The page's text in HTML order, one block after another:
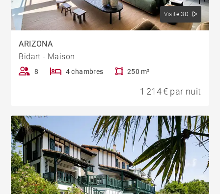
Visite 3D
ARIZONA
Bidart - Maison
8 4 chambres 250 m²
1 214 € par nuit